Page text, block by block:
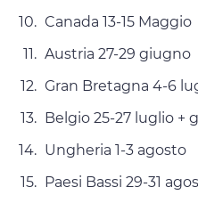
Canada 13-15 Maggio
Austria 27-29 giugno
Gran Bretagna 4-6
Belgio 25-27 luglio +
Ungheria 1-3 agosto
Paesi Bassi 29-31